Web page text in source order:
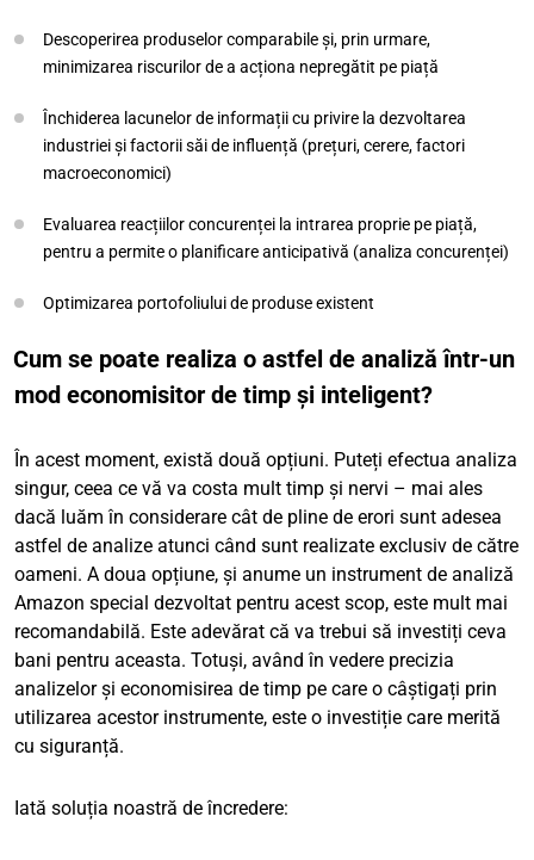
Descoperirea produselor comparabile și, prin urmare,
minimizarea riscurilor de a acționa nepregătit pe piață
Închiderea lacunelor de informații cu privire la dezvoltarea
industriei și factorii săi de influență (prețuri, cerere, factori
macroeconomici)
Evaluarea reacțiilor concurenței la intrarea proprie pe piață,
pentru a permite o planificare anticipativă (analiza concurenței)
Optimizarea portofoliului de produse existent
Cum se poate realiza o astfel de analiză într-un
mod economisitor de timp și inteligent?
În acest moment, există două opțiuni. Puteți efectua analiza
singur, ceea ce vă va costa mult timp și nervi – mai ales
dacă luăm în considerare cât de pline de erori sunt adesea
astfel de analize atunci când sunt realizate exclusiv de către
oameni. A doua opțiune, și anume un instrument de analiză
Amazon special dezvoltat pentru acest scop, este mult mai
recomandabilă. Este adevărat că va trebui să investiți ceva
bani pentru aceasta. Totuși, având în vedere precizia
analizelor și economisirea de timp pe care o câștigați prin
utilizarea acestor instrumente, este o investiție care merită
cu siguranță.
Iată soluția noastră de încredere: